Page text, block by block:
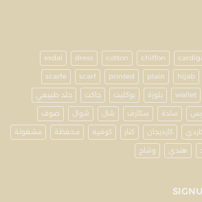
chiffon
cotton
dress
esdal
hijab
plain
printed
scarf
scarfe
wallet بلوزة بوكليت جاكت جلد طبيعي
سادة سكارف شال شوال صوف
كارديجان كنار كوفيه محفظة مشغولة
هندي وشاح